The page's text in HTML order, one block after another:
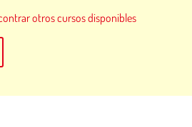
otros cursos disponibles